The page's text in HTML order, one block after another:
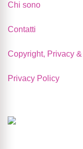
Chi sono
Contatti
Copyright, Privacy
Privacy Policy